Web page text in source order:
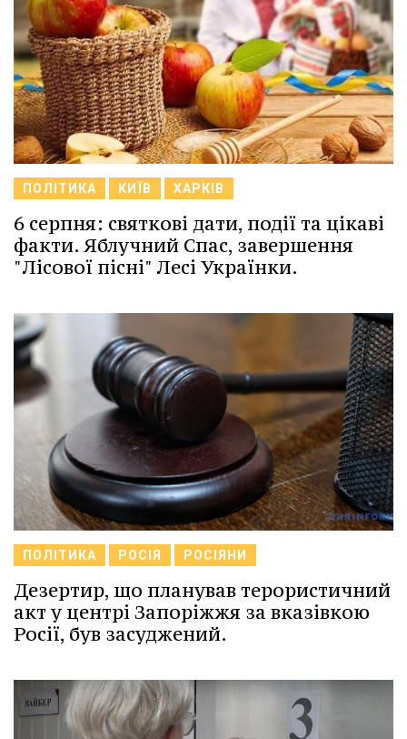
ПОЛІТИКА КИЇВ ХАРКІВ
6 серпня: святкові дати, події та цікаві
факти. Яблучний Спас, завершення
"Лісової пісні" Лесі Українки.
ПОЛІТИКА РОСІЯ РОСІЯНИ
Дезертир, що планував терористичний
акт у центрі Запоріжжя за вказівкою
Росії, був засуджений.